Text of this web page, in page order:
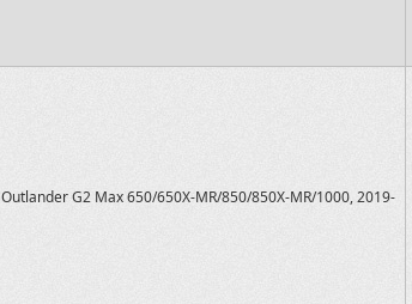
Outlander G2 Max 650/650X-MR/850/850X-MR/1000, 2019-